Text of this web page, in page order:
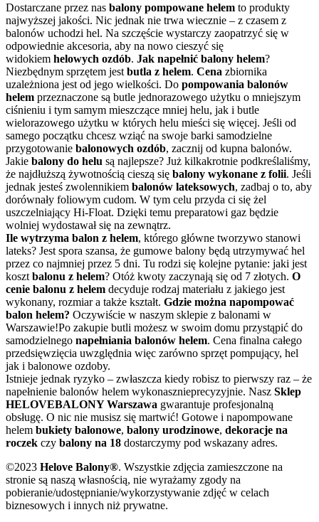
Dostarczane przez nas balony pompowane helem to produkty
najwyższej jakości. Nic jednak nie trwa wiecznie – z czasem z
balonów uchodzi hel. Na szczęście wystarczy zaopatrzyć się w
odpowiednie akcesoria, aby na nowo cieszyć się
widokiem helowych ozdób. Jak napełnić balony helem?
Niezbędnym sprzętem jest butla z helem. Cena zbiornika
uzależniona jest od jego wielkości. Do pompowania balonów
helem przeznaczone są butle jednorazowego użytku o mniejszym
ciśnieniu i tym samym mieszczące mniej helu, jak i butle
wielorazowego użytku w których helu mieści się więcej. Jeśli od
samego początku chcesz wziąć na swoje barki samodzielne
przygotowanie balonowych ozdób, zacznij od kupna balonów.
Jakie balony do helu są najlepsze? Już kilkakrotnie podkreślaliśmy,
że najdłuższą żywotnością cieszą się balony wykonane z folii. Jeśli
jednak jesteś zwolennikiem balonów lateksowych, zadbaj o to, aby
dorównały foliowym cudom. W tym celu przyda ci się żel
uszczelniający Hi-Float. Dzięki temu preparatowi gaz będzie
wolniej wydostawał się na zewnątrz.
Ile wytrzyma balon z helem, którego główne tworzywo stanowi
lateks? Jest spora szansa, że gumowe balony będą utrzymywać hel
przez co najmniej przez 5 dni. Tu rodzi się kolejne pytanie: jaki jest
koszt balonu z helem? Otóż kwoty zaczynają się od 7 złotych. O
cenie balonu z helem decyduje rodzaj materiału z jakiego jest
wykonany, rozmiar a także kształt. Gdzie można napompować
balon helem? Oczywiście w naszym sklepie z balonami w
Warszawie!Po zakupie butli możesz w swoim domu przystąpić do
samodzielnego napełniania balonów helem. Cena finalna całego
przedsięwzięcia uwzględnia więc zarówno sprzęt pompujący, hel
jak i balonowe ozdoby.
Istnieje jednak ryzyko – zwłaszcza kiedy robisz to pierwszy raz – że
napełnienie balonów helem wykonasznieprecyzyjnie. Nasz Sklep
HELOVEBALONY Warszawa gwarantuje profesjonalną
obsługę. O nic nie musisz się martwić! Gotowe i napompowane
helem bukiety balonowe, balony urodzinowe, dekoracje na
roczek czy balony na 18 dostarczymy pod wskazany adres.
©2023 Helove Balony®. Wszystkie zdjęcia zamieszczone na
stronie są naszą własnością, nie wyrażamy zgody na
pobieranie/udostępnianie/wykorzystywanie zdjęć w celach
biznesowych i innych niż prywatne.